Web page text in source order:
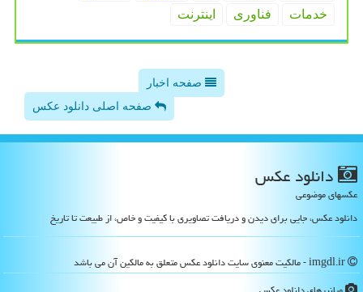
خدمات
فناوری اینترنت
صفحه اخبار
صفحه اصلی دانلود عکس
دانلود عكس
عکسهای موضوعی
دانلود عکس، جایی برای دیدن و دریافت تصاویری با کیفیت و خاص، از طبیعت تا تاریخ